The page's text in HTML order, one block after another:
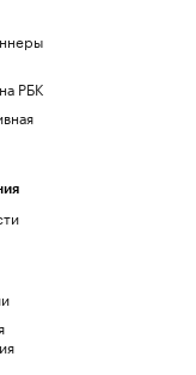
РБК